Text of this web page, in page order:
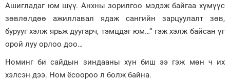
Ашигладаг юм шүү. Анхны зорилгоо мэдэж байгаа хүмүүс
зөвлөлдөө ажиллавал ядаж сангийн зарцуулалт зөв,
бурууг хэлж ярьж дуугарч, тэмцдэг юм…” гэж хэлж байсан үг
орой луу орлоо доо…
Номинг би сайдын зиндааны хүн биш ээ гэж мөн ч их
хэлсэн дээ. Ном ёсоороо л болж байна.